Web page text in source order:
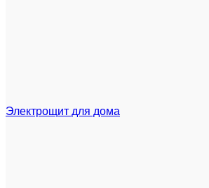
Электрощит для дома